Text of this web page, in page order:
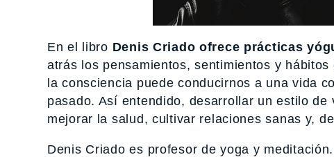
En el libro Denis Criado ofrece prácticas
atrás los pensamientos, sentimientos y
la consciencia puede conducirnos a una vida
pasado. Así entendido, desarrollar un estilo
mejorar la salud, cultivar relaciones sanas y,
Denis Criado es profesor de yoga y